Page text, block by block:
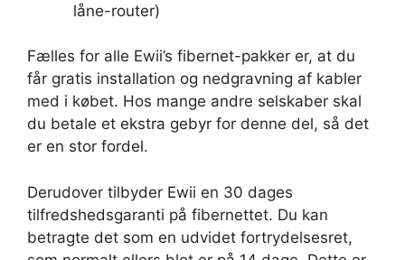
låne-router)
Fælles for alle Ewii’s fibernet-pakker er, at du
får gratis installation og nedgravning af kabler
med i købet. Hos mange andre selskaber skal
du betale et ekstra gebyr for denne del, så det
er en stor fordel.
Derudover tilbyder Ewii en 30 dages
tilfredshedsgaranti på fibernettet. Du kan
betragte det som en udvidet fortrydelsesret,